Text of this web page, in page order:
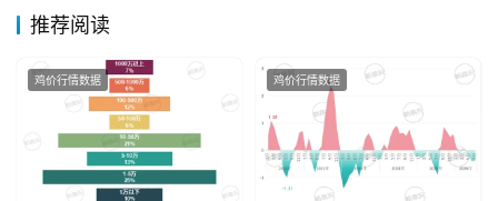
报
告
推荐阅读
鸡价行情数据 鸡价行情数据